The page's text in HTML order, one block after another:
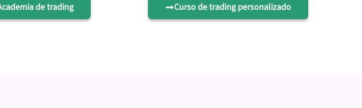
de trading
Curso de trading personalizado